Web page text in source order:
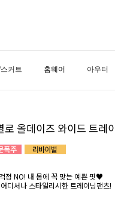
커트 홈웨어 아우터
로 올데이즈 와이드 트레
정 NO! 내 몸에 꼭 맞는 예쁜 핏♥
디서나 스타일리시한 트레이닝팬츠!